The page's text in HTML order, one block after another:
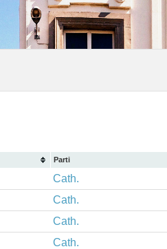
Parti
Cath.
Cath.
Cath.
Cath.